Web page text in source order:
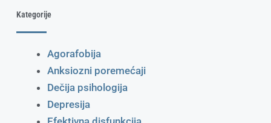
Kategorije
Agorafobija
Anksiozni poremećaji
Dečija psihologija
Depresija